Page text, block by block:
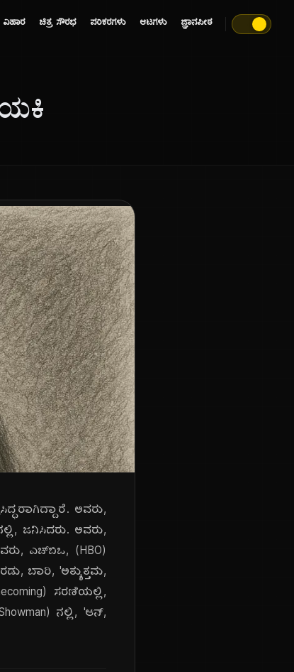
ವಿಹಾರ ಚಿತ್ರ ಸೌರಭ ಪರಿಕರಗಳು ಆಟಗಳು ಜ್ಞಾನಪೀಠ
ಅವರು,
ಜನಿಸಿದರು. ಅವರು,
ಎಚ್‌ಬಿಒ, (HBO)
ಬಾರಿ, 'ಅತ್ಯುತ್ತಮ,
ಸರಣಿಯಲ್ಲಿ,
ನಲ್ಲಿ, 'ಆನ್,